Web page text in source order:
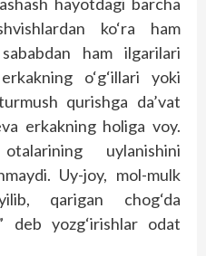
ko‘ra ham
ham ilgarilari
o‘g‘illari yoki
qurishga da’vat
erkakning holiga voy.
uylanishini
Uy-joy, mol-mulk
qarigan chog‘da
deb yozg‘irishlar odat